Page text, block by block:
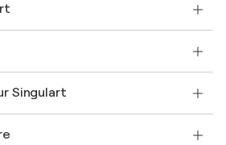
commercial
d'art original
qu'Artiste
Singulart